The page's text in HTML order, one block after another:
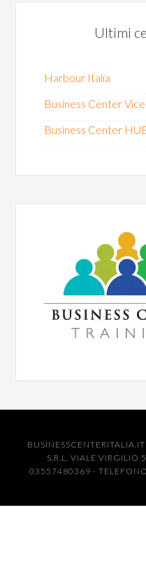
Ultimi
Harbour Italia
Business Center
Business Center
S.R.L. VIALE
03557480369 -